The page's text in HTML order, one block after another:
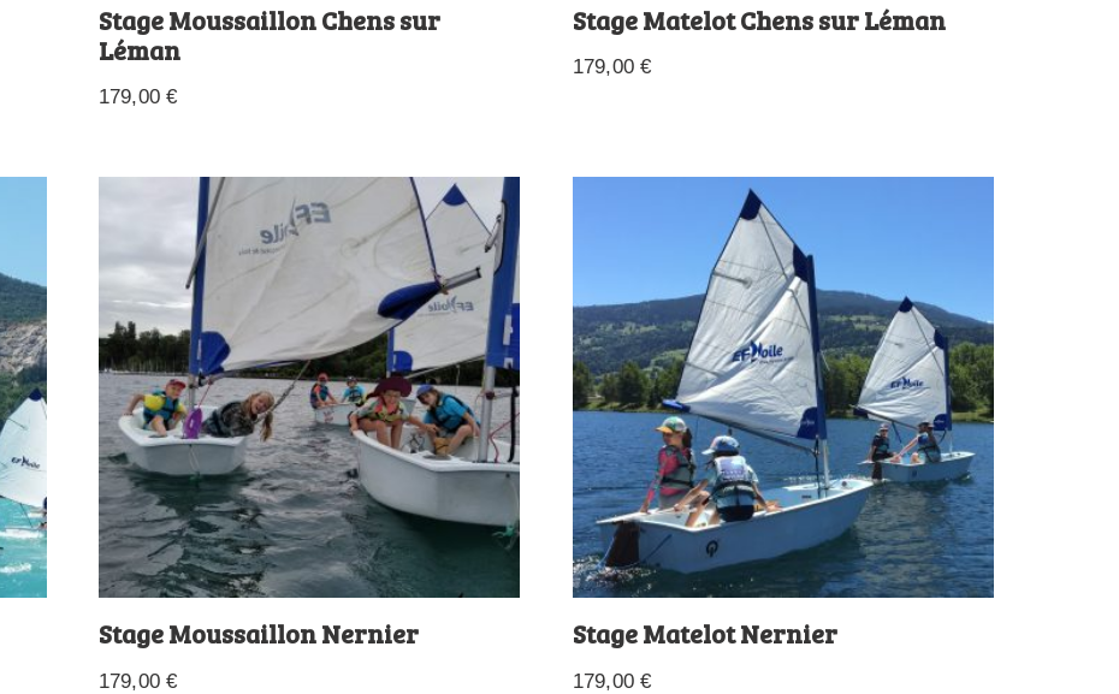
Stage Moussaillon Chens sur
Léman
179,00€
Stage Matelot Chens sur Léman
179,00€
Stage Moussaillon Nernier
179,00€
Stage Matelot Nernier
179,00€